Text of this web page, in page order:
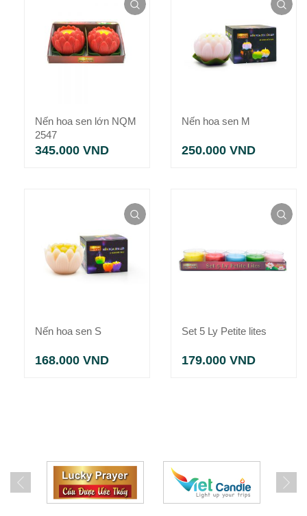
Nến hoa sen lớn NQM
2547
345.000 VND
Nến hoa sen M
250.000 VND
Nến hoa sen S
168.000 VND
Set 5 Ly Petite lites
179.000 VND